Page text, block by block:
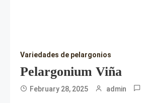
Variedades de pelargonios
Pelargonium Viña
February 28, 2025 admin